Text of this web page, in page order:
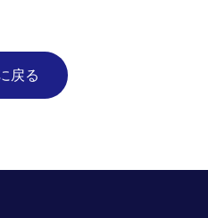
戻る